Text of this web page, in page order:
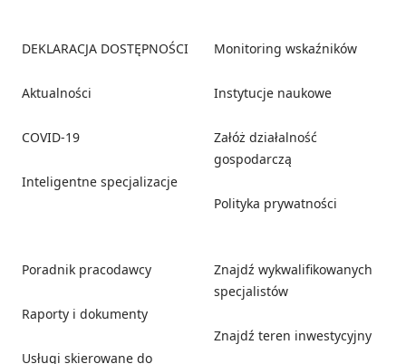
DEKLARACJA DOSTĘPNOŚCI
Aktualności
COVID-19
Inteligentne specjalizacje
Monitoring wskaźników
Instytucje naukowe
Załóż działalność
gospodarczą
Polityka prywatności
Poradnik pracodawcy
Raporty i dokumenty
Usługi skierowane do
Znajdź wykwalifikowanych
specjalistów
Znajdź teren inwestycyjny